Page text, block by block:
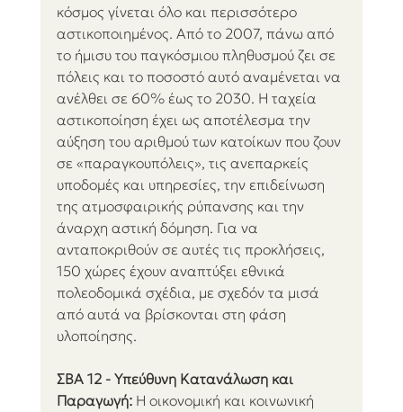
κόσμος γίνεται όλο και περισσότερο
αστικοποιημένος. Από το 2007, πάνω από
το ήμισυ του παγκόσμιου πληθυσμού ζει σε
πόλεις και το ποσοστό αυτό αναμένεται να
ανέλθει σε 60% έως το 2030. Η ταχεία
αστικοποίηση έχει ως αποτέλεσμα την
αύξηση του αριθμού των κατοίκων που ζουν
σε «παραγκουπόλεις», τις ανεπαρκείς
υποδομές και υπηρεσίες, την επιδείνωση
της ατμοσφαιρικής ρύπανσης και την
άναρχη αστική δόμηση. Για να
ανταποκριθούν σε αυτές τις προκλήσεις,
150 χώρες έχουν αναπτύξει εθνικά
πολεοδομικά σχέδια, με σχεδόν τα μισά
από αυτά να βρίσκονται στη φάση
υλοποίησης.
ΣΒΑ 12 - Υπεύθυνη Κατανάλωση και
Παραγωγή: Η οικονομική και κοινωνική